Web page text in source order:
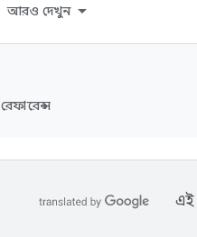
আরও দেখুন
রেফারেন্স
এই